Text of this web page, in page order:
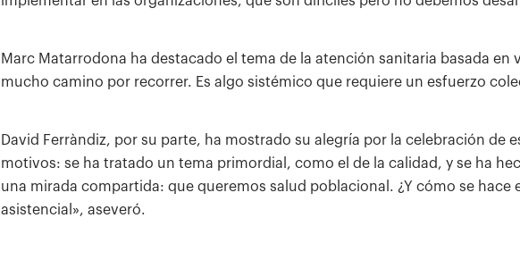
Marc Matarrodona ha destacado el tema de la atención sanitaria basada en
mucho camino por recorrer. Es algo sistémico que requiere un esfuerzo
David Ferràndiz, por su parte, ha mostrado su alegría por la celebración de
motivos: se ha tratado un tema primordial, como el de la calidad, y se ha
una mirada compartida: que queremos salud poblacional. ¿Y cómo se hace
asistencial», aseveró.